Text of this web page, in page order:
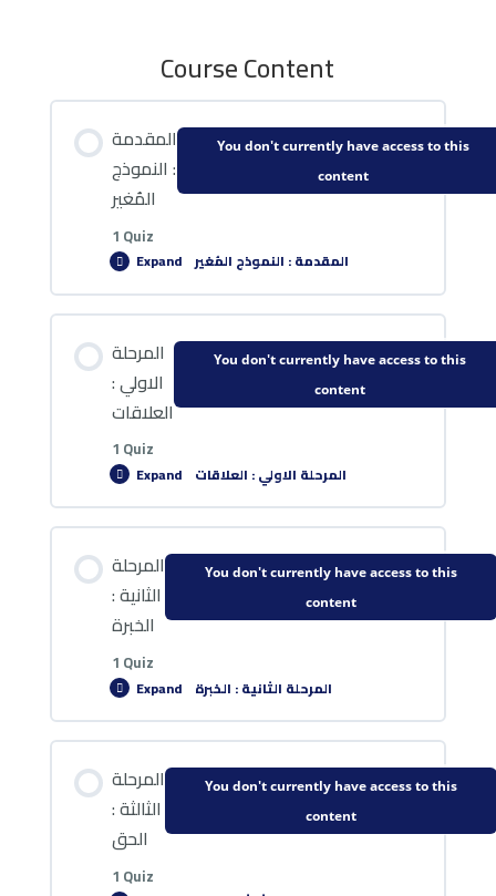
Course Content
المقدمة
: النموذج
المُغير
1 Quiz
You don't currently have access to this
content
Expand المقدمة : النموذج المُغير
المرحلة
الاولي :
العلاقات
1 Quiz
You don't currently have access to this
content
Expand المرحلة الاولي : العلاقات
المرحلة
الثانية :
الخبرة
1 Quiz
You don't currently have access to this
content
Expand المرحلة الثانية : الخبرة
المرحلة
الثالثة :
الحق
1 Quiz
You don't currently have access to this
content